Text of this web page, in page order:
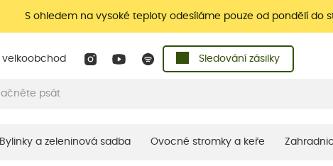
S ohledem na vysoké teploty odesíláme pouze od pondělí do
velkoobchod Sledování zásilky
Bylinky a zeleninová sadba Ovocné stromky a keře